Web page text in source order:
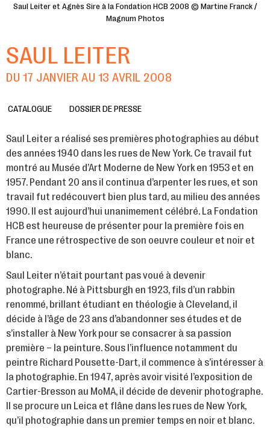
Saul Leiter et Agnès Sire à la Fondation HCB 2008 © Martine Franck /
Magnum Photos
SAUL LEITER
DU 17 JANVIER AU 13 AVRIL 2008
CATALOGUE DOSSIER DE PRESSE
Saul Leiter a réalisé ses premières photographies au début
des années 1940 dans les rues de New York. Ce travail fut
montré au Musée d’Art Moderne de New York en 1953 et en
1957. Pendant 20 ans il continua d’arpenter les rues, et son
travail fut redécouvert bien plus tard, au milieu des années
1990. Il est aujourd’hui unanimement célébré. La Fondation
HCB est heureuse de présenter pour la première fois en
France une rétrospective de son oeuvre couleur et noir et
blanc.
Saul Leiter n’était pourtant pas voué à devenir
photographe. Né à Pittsburgh en 1923, fils d’un rabbin
renommé, brillant étudiant en théologie à Cleveland, il
décide à l’âge de 23 ans d’abandonner ses études et de
s’installer à New York pour se consacrer à sa passion
première – la peinture. Sous l’influence notamment du
peintre Richard Pousette-Dart, il commence à s’intéresser à
la photographie. En 1947, après avoir visité l’exposition de
Cartier-Bresson au MoMA, il décide de devenir photographe.
Il se procure un Leica et flâne dans les rues de New York,
qu’il photographie dans un premier temps en noir et blanc.